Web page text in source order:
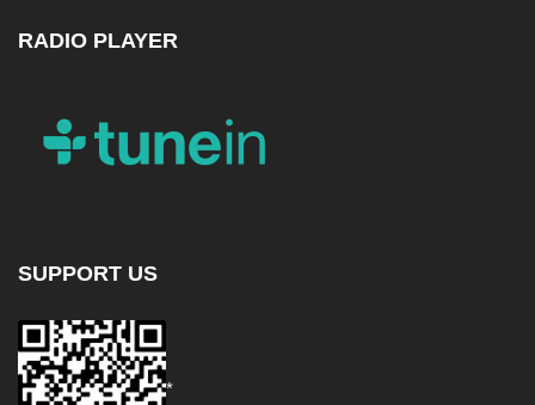
RADIO PLAYER
SUPPORT US
*